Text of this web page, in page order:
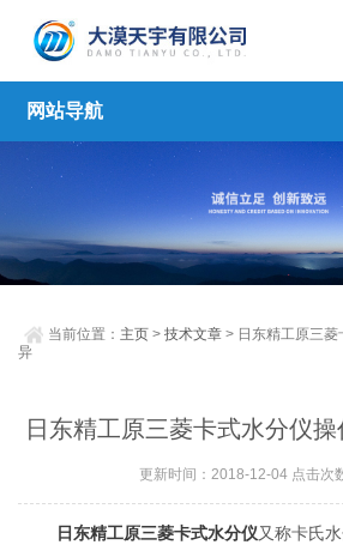
网站导航
当前位置： 主页 >技术文章 > 日东精工原三
异
日东精工原三菱卡式水分仪
更新时间：2018-12-04 点击次
日东精工原三菱卡式水分仪又称卡氏